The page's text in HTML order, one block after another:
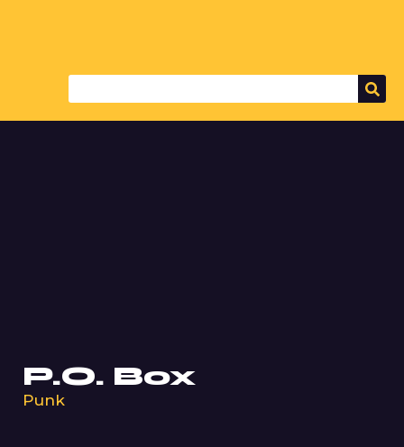
P.O. Box
Punk